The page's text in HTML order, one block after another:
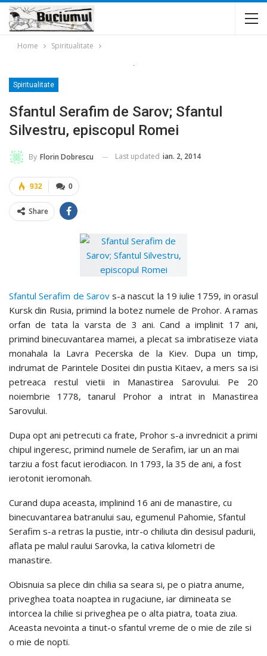
Home Spiritualitate
Spiritualitate
Sfantul Serafim de Sarov; Sfantul
Silvestru, episcopul Romei
By Florin Dobrescu Last updated ian. 2, 2014
0
932
Share
Sfantul Serafim de Sarovs-a nascut la 19 iulie 1759, in orasul
Kursk din Rusia, primind la botez numele de Prohor. A ramas
orfan de tata la varsta de 3 ani. Cand a implinit 17 ani,
primind binecuvantarea mamei, a plecat sa imbratiseze viata
monahala la Lavra Pecerska de la Kiev. Dupa un timp,
indrumat de Parintele Dositei din pustia Kitaev, a mers sa isi
petreaca restul vietii in Manastirea Sarovului. Pe 20
noiembrie 1778, tanarul Prohor a intrat in Manastirea
Sarovului.
Dupa opt ani petrecuti ca frate, Prohor s-a invrednicit a primi
chipul ingeresc, primind numele de Serafim, iar un an mai
tarziu a fost facut ierodiacon. In 1793, la 35 de ani, a fost
ierotonit ieromonah.
Curand dupa aceasta, implinind 16 ani de manastire, cu
binecuvantarea batranului sau, egumenul Pahomie, Sfantul
Serafim s-a retras la pustie, intr-o chiliuta din desisul padurii,
aflata pe malul raului Sarovka, la cativa kilometri de
manastire.
Obisnuia sa plece din chilia sa seara si, pe o piatra anume,
priveghea toata noaptea in rugaciune, iar dimineata se
intorcea la chilie si priveghea pe o alta piatra, toata ziua.
Aceasta nevointa a tinut-o sfantul vreme de o mie de zile si
o mie de nopti.